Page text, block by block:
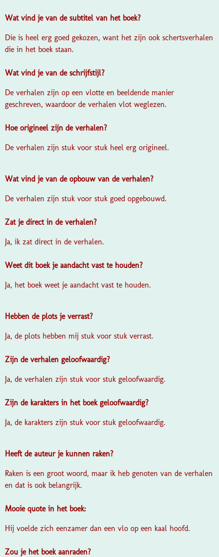
Wat vind je van de subtitel van het boek?
Die is heel erg goed gekozen, want het zijn ook schertsverhalen
die in het boek staan.
Wat vind je van de schrijfstijl?
De verhalen zijn op een vlotte en beeldende manier
geschreven, waardoor de verhalen vlot weglezen.
Hoe origineel zijn de verhalen?
De verhalen zijn stuk voor stuk heel erg origineel.
Wat vind je van de opbouw van de verhalen?
De verhalen zijn stuk voor stuk goed opgebouwd.
Zat je direct in de verhalen?
Ja, ik zat direct in de verhalen.
Weet dit boek je aandacht vast te houden?
Ja, het boek weet je aandacht vast te houden.
Hebben de plots je verrast?
Ja, de plots hebben mij stuk voor stuk verrast.
Zijn de verhalen geloofwaardig?
Ja, de verhalen zijn stuk voor stuk geloofwaardig.
Zijn de karakters in het boek geloofwaardig?
Ja, de karakters zijn stuk voor stuk geloofwaardig.
Heeft de auteur je kunnen raken?
Raken is een groot woord, maar ik heb genoten van de verhalen
en dat is ook belangrijk.
Mooie quote in het boek:
Hij voelde zich eenzamer dan een vlo op een kaal hoofd.
Zou je het boek aanraden?